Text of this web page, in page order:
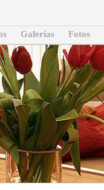
Galerías Fotos